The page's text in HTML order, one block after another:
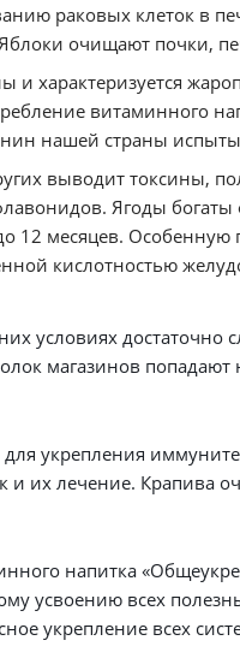
раковых клеток в
очищают почки,
и характеризуется
витаминного
нашей страны
выводит токсины,
Ягоды
12 месяцев.
кислотностью
условиях достаточно
магазинов
укрепления
и их лечение. Крапива
напитка
усвоению всех
укрепление всех